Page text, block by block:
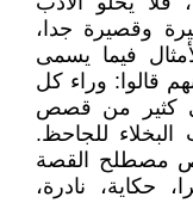
وقصيرة جدا،
فيما يسمى
قالوا: وراء كل
كثير من قصص
البخلاء للجاحظ.
مصطلح القصة
حكاية، نادرة،